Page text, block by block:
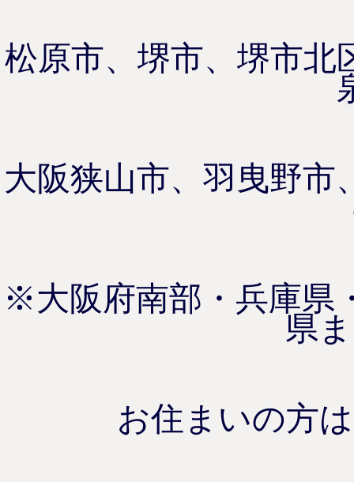
松原市、堺市、堺市北
大阪狭山市、羽曳野市
※大阪府南部・兵庫県
県
お住まいの方